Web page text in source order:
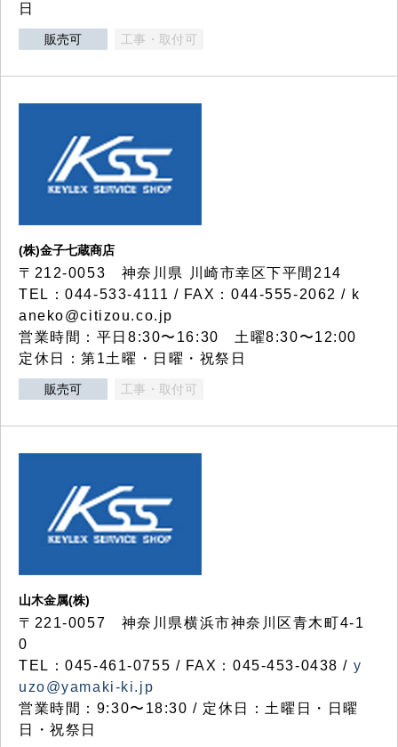
日
販売可 工事・取付可
(株)金子七蔵商店
〒212-0053 神奈川県 川崎市幸区下平間214
TEL：044-533-4111 / FAX：044-555-2062 / k
aneko@citizou.co.jp
営業時間：平日8:30〜16:30 土曜8:30〜12:00
定休日：第1土曜・日曜・祝祭日
販売可 工事・取付可
山木金属(株)
〒221-0057 神奈川県横浜市神奈川区青木町4-1
0
TEL：045-461-0755 / FAX：045-453-0438 / y
uzo@yamaki-ki.jp
営業時間：9:30〜18:30 / 定休日：土曜日・日曜
日・祝祭日